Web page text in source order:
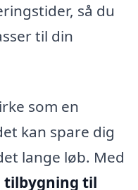
så du
til din
som en
kan spare dig
lange løb. Med
tilbygning til